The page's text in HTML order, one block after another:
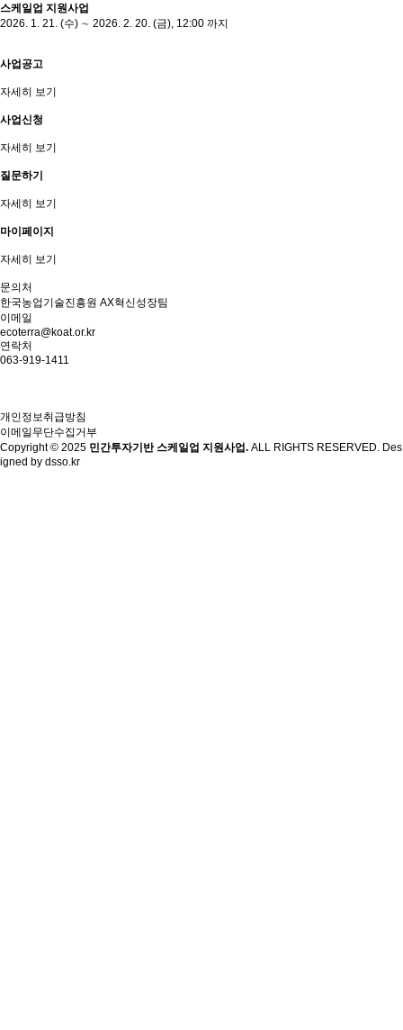
스케일업 지원사업
2026. 1. 21. (수) ∼ 2026. 2. 20. (금), 12:00 까지
사업공고
자세히 보기
사업신청
자세히 보기
질문하기
자세히 보기
마이페이지
자세히 보기
문의처
한국농업기술진흥원 AX혁신성장팀
이메일
ecoterra@koat.or.kr
연락처
063-919-1411
개인정보취급방침
이메일무단수집거부
Copyright © 2025 민간투자기반 스케일업 지원사업. ALL RIGHTS RESERVED. Des
igned by dsso.kr